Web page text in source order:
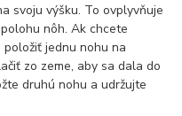
svoju výšku. To ovplyvňuje
nôh. Ak chcete
jednu nohu na
zo zeme, aby sa dala do
druhú nohu a udržujte